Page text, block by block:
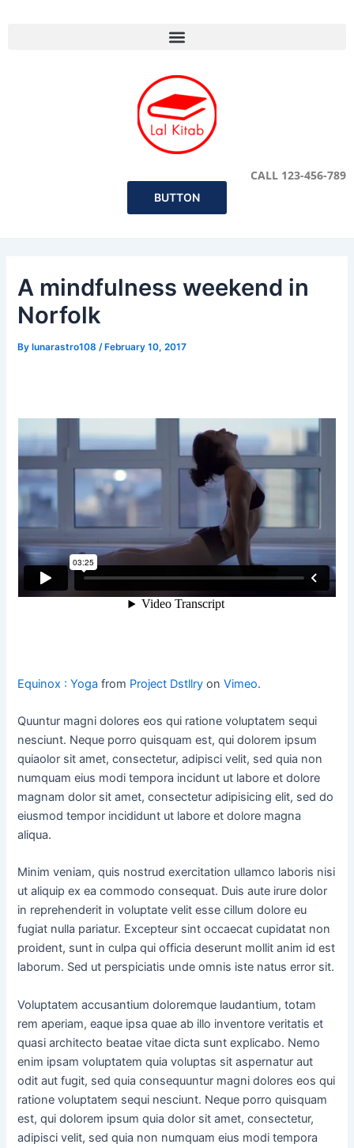
CALL 123-456-789
BUTTON
A mindfulness weekend in
Norfolk
Bylunarastro108 /February 10, 2017
Equinox : Yoga from Project Dstllry onVimeo.
Quuntur magni dolores eos qui ratione voluptatem sequi
nesciunt. Neque porro quisquam est, qui dolorem ipsum
quiaolor sit amet, consectetur, adipisci velit, sed quia non
numquam eius modi tempora incidunt ut labore et dolore
magnam dolor sit amet, consectetur adipisicing elit, sed do
eiusmod tempor incididunt ut labore et dolore magna
aliqua.
Minim veniam, quis nostrud exercitation ullamco laboris nisi
ut aliquip ex ea commodo consequat. Duis aute irure dolor
in reprehenderit in voluptate velit esse cillum dolore eu
fugiat nulla pariatur. Excepteur sint occaecat cupidatat non
proident, sunt in culpa qui officia deserunt mollit anim id est
laborum. Sed ut perspiciatis unde omnis iste natus error sit.
Voluptatem accusantium doloremque laudantium, totam
rem aperiam, eaque ipsa quae ab illo inventore veritatis et
quasi architecto beatae vitae dicta sunt explicabo. Nemo
enim ipsam voluptatem quia voluptas sit aspernatur aut
odit aut fugit, sed quia consequuntur magni dolores eos qui
ratione voluptatem sequi nesciunt. Neque porro quisquam
est, qui dolorem ipsum quia dolor sit amet, consectetur,
adipisci velit, sed quia non numquam eius modi tempora